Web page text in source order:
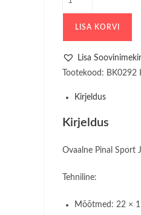
Junior
Ovaalne
Black
Gold
LISA KORVI
Lisa
Tootekood: BK0292
Kirjeldus
Kirjeldus
Ovaalne Pinal Sport
Tehniline:
Mõõtmed: 22 ×